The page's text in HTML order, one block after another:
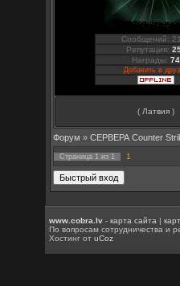
Сообщений:
Репутация:
Награды:74
Добавить в
( Латвия )
Форум » СЕРВЕРА Counter
Страница 1 из 1 1
www.cobra.lv -карта сайта |
По вопросам сотрудничества и
Хостинг отuCoz